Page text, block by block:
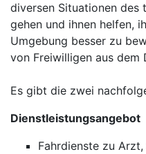
diversen Situationen des
gehen und ihnen helfen,
Umgebung besser zu
von Freiwilligen aus dem
Es gibt die zwei
Dienstleistungsangebot
Fahrdienste zu